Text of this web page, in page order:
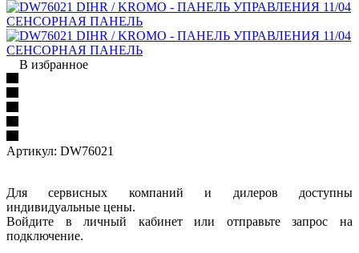
В избранное
Артикул: DW76021
Для сервисных компаний и дилеров доступны
индивидуальные цены.
Войдите в личный кабинет или отправьте запрос на
подключение.